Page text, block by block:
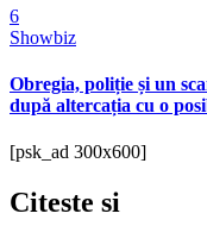
6
Showbiz
Obregia, poliție și un
după altercația cu o
[psk_ad 300x600]
Citeste si